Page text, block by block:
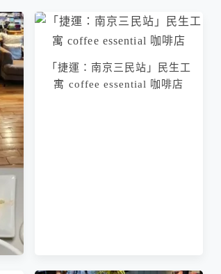
「捷運：南京三民站」民生工
寓 coffee essential 咖啡店